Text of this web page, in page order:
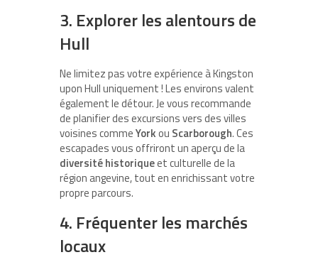
3. Explorer les alentours de
Hull
Ne limitez pas votre expérience à Kingston
upon Hull uniquement ! Les environs valent
également le détour. Je vous recommande
de planifier des excursions vers des villes
voisines commeYorkou Scarborough. Ces
escapades vous offriront un aperçu de la
diversité historiqueet culturelle de la
région angevine, tout en enrichissant votre
propre parcours.
4. Fréquenter les marchés
locaux